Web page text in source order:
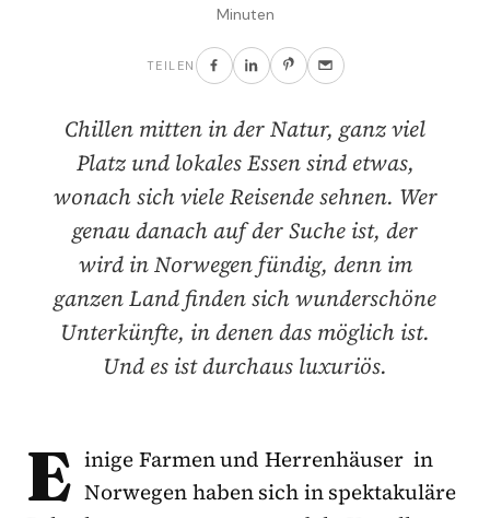
Minuten
TEILEN
Chillen mitten in der Natur, ganz viel
Platz und lokales Essen sind etwas,
wonach sich viele Reisende sehnen. Wer
genau danach auf der Suche ist, der
wird in Norwegen fündig, denn im
ganzen Land finden sich wunderschöne
Unterkünfte, in denen das möglich ist.
Und es ist durchaus luxuriös.
E inige Farmen und Herrenhäuser in
Norwegen haben sich in spektakuläre